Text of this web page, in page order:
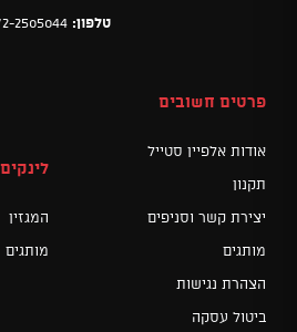
טלפון: 2505044
פרטים חשובים
אודות אלפיין סטייל
תקנון
יצירת קשר וסניפים
מותגים
הצהרת נגישות
ביטול עסקה
המגזין
מותגים